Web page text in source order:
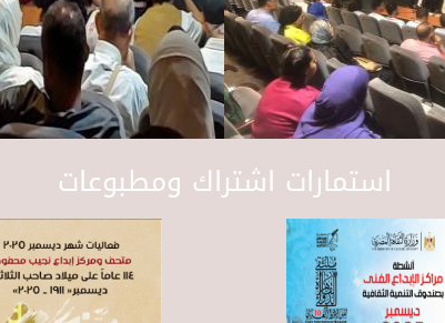
استمارات اشتراك ومطبوعات